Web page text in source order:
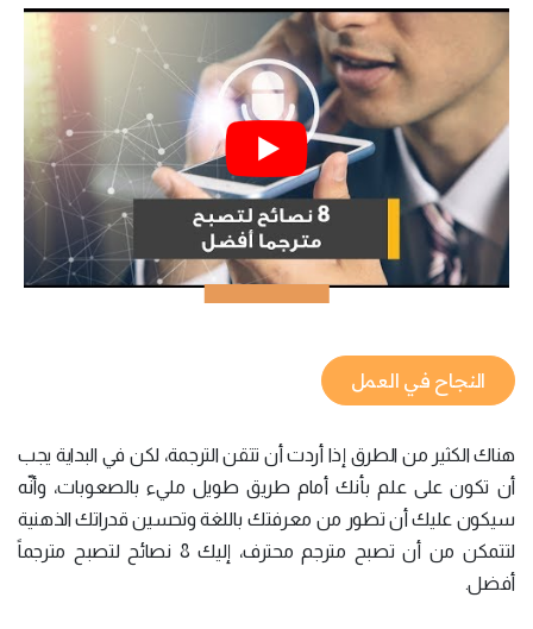
النجاح في العمل
هناك الكثير من الطرق إذا أردت أن تتقن الترجمة، لكن في البداية يجب
أن تكون على علم بأنك أمام طريق طويل مليء بالصعوبات، وأنّه
سيكون عليك أن تطور من معرفتك باللغة وتحسين قدراتك الذهنية
لتتمكن من أن تصبح مترجم محترف، إليك 8 نصائح لتصبح مترجماً
أفضل.